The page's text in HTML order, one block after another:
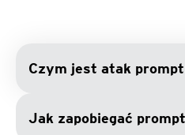
Czym jest atak
Jak zapobiegać